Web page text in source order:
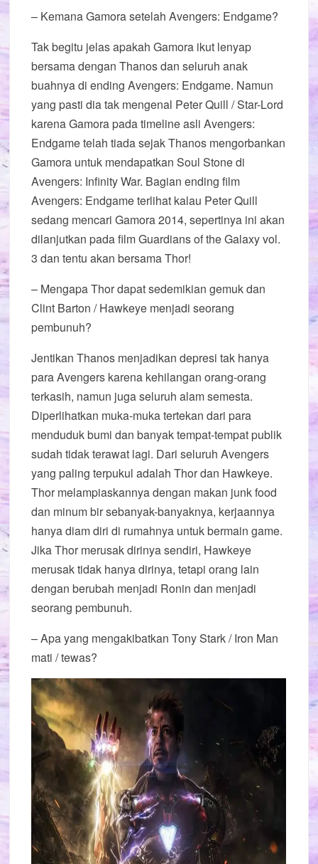
– Kemana Gamora setelah Avengers: Endgame?
Tak begitu jelas apakah Gamora ikut lenyap
bersama dengan Thanos dan seluruh anak
buahnya di ending Avengers: Endgame. Namun
yang pasti dia tak mengenal Peter Quill / Star-Lord
karena Gamora pada timeline asli Avengers:
Endgame telah tiada sejak Thanos mengorbankan
Gamora untuk mendapatkan Soul Stone di
Avengers: Infinity War. Bagian ending film
Avengers: Endgame terlihat kalau Peter Quill
sedang mencari Gamora 2014, sepertinya ini akan
dilanjutkan pada film Guardians of the Galaxy vol.
3 dan tentu akan bersama Thor!
– Mengapa Thor dapat sedemikian gemuk dan
Clint Barton / Hawkeye menjadi seorang
pembunuh?
Jentikan Thanos menjadikan depresi tak hanya
para Avengers karena kehilangan orang-orang
terkasih, namun juga seluruh alam semesta.
Diperlihatkan muka-muka tertekan dari para
menduduk bumi dan banyak tempat-tempat publik
sudah tidak terawat lagi. Dari seluruh Avengers
yang paling terpukul adalah Thor dan Hawkeye.
Thor melampiaskannya dengan makan junk food
dan minum bir sebanyak-banyaknya, kerjaannya
hanya diam diri di rumahnya untuk bermain game.
Jika Thor merusak dirinya sendiri, Hawkeye
merusak tidak hanya dirinya, tetapi orang lain
dengan berubah menjadi Ronin dan menjadi
seorang pembunuh.
– Apa yang mengakibatkan Tony Stark / Iron Man
mati / tewas?